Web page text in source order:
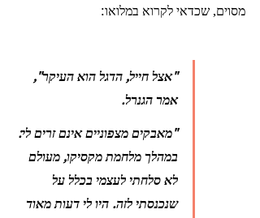
מסוים, שכדאי לקרוא במלואו:
"אצל חייל, הדגל הוא העיקר",
אמר הגנרל.
"מאבקים מצפוניים אינם זרים לי:
במהלך מלחמת מקסיקו, מעולם
לא סלחתי לעצמי בכלל על
שנכנסתי לזה. היו לי דעות מאוד